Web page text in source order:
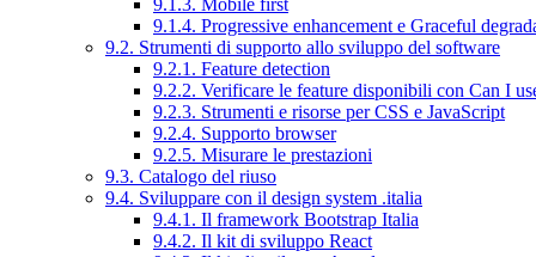
9.1.3. Mobile first
9.1.4. Progressive enhancement e Graceful
9.2. Strumenti di supporto allo sviluppo del software
9.2.1. Feature detection
9.2.2. Verificare le feature disponibili con Can I
9.2.3. Strumenti e risorse per CSS e JavaScript
9.2.4. Supporto browser
9.2.5. Misurare le prestazioni
9.3. Catalogo del riuso
9.4. Sviluppare con il design system .italia
9.4.1. Il framework Bootstrap Italia
9.4.2. Il kit di sviluppo React